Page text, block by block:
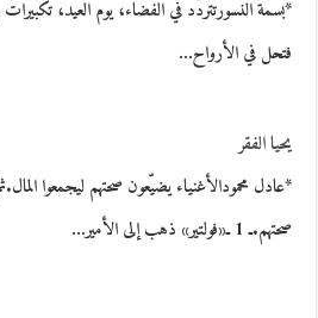
*بسمة النسورتتردّد في الفضاء، يوم العيد،
فتحل في الأرواح…
يحيا الفقر
*عادل محمودالأغنياء يضيّعون صحتهم ليجمعوا
صحتهم.ـ 1 ـ«فولتير» ذهب إلى الأمير…